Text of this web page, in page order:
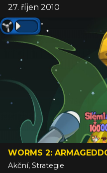
27. říjen 2010
WORMS 2:
Akční, Strategie